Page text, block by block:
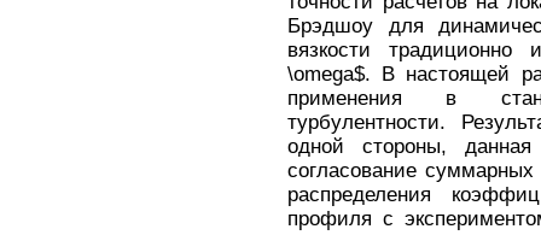
Брэдшоу для
вязкости
\omega$. В настоящей
применения в
турбулентности.
одной стороны,
согласование суммарных
распределения
профиля с